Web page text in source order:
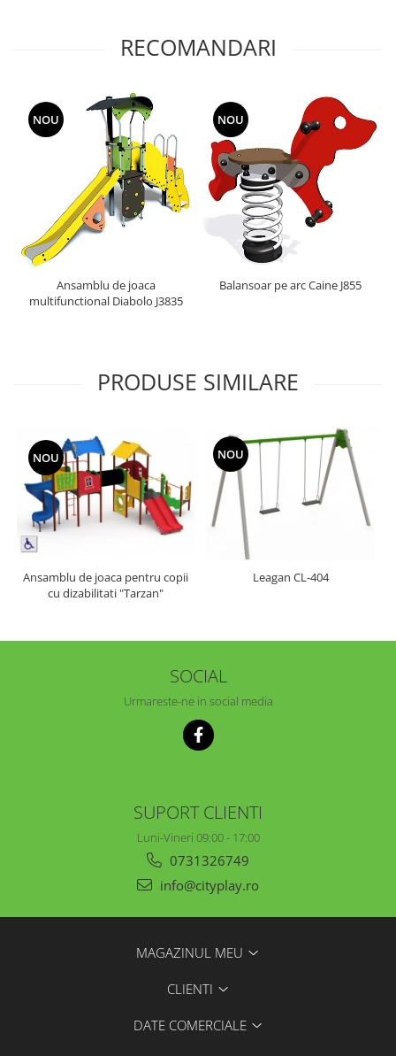
RECOMANDARI
NOU
Ansamblu de joaca
multifunctional Diabolo J3835
NOU
Balansoar pe arc Caine J855
PRODUSE SIMILARE
NOU
Ansamblu de joaca pentru copii
cu dizabilitati "Tarzan"
NOU
Leagan CL-404
SOCIAL
Urmareste-ne in social media
SUPORT CLIENTI
Luni-Vineri 09:00 - 17:00
0731326749
info@cityplay.ro
MAGAZINUL MEU
CLIENTI
DATE COMERCIALE